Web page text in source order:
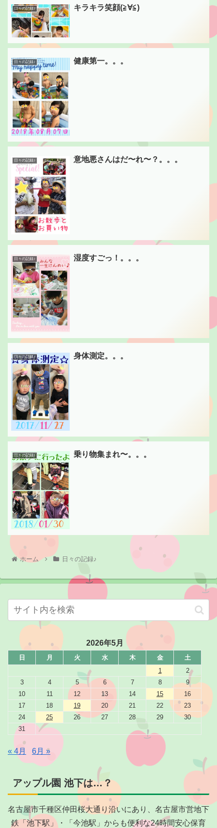
日々の記録♪ キラキラ笑顔(≧∀≦)
日々の記録♪ 健康第一。。。
日々の記録♪ 意地悪さんはだ〜れ〜？。。。
日々の記録♪ 湿度すごっ！。。。
日々の記録♪ 身体測定。。。
日々の記録♪ 乗り物集まれ〜。。。
ホーム 日々の記録♪
2026年5月
日 月 火 水 木 金
土
1
2
3
4 5 6 7 8
9
10
11 12 13 14 15
16
17
18 19 20 21 22
23
24
25 26 27 28 29
30
31
« 4月 6月 »
アップル園 池下は…？
名古屋市千種区仲田桜大通り沿いにあり、名古屋市営地下
鉄「池下駅」・「今池駅」からも便利な24時間安心保育